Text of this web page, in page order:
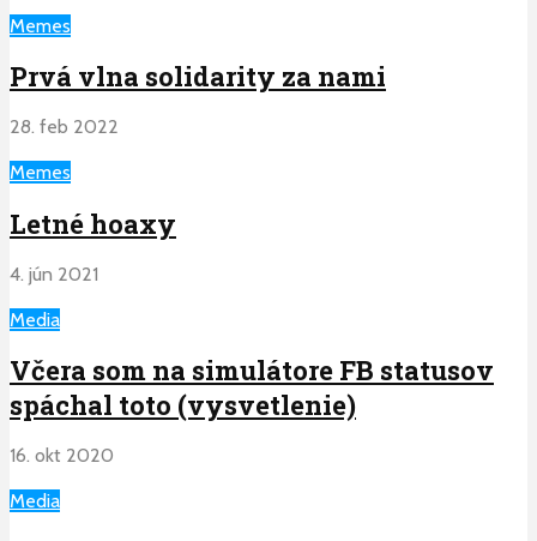
Memes
Prvá vlna solidarity za nami
28. feb 2022
Memes
Letné hoaxy
4. jún 2021
Media
Včera som na simulátore FB statusov
spáchal toto (vysvetlenie)
16. okt 2020
Media